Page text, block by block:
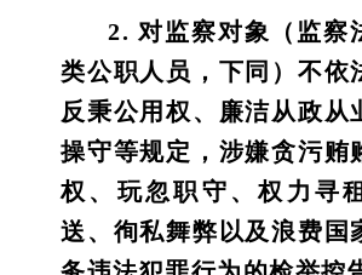
2. 对监察对象（监察
类公职人员，下同）不依
反秉公用权、廉洁从政从
操守等规定，涉嫌贪污贿
权、玩忽职守、权力寻
送、徇私舞弊以及浪费国